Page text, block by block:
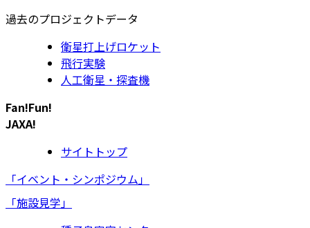
過去のプロジェクトデータ
衛星打上げロケット
飛行実験
人工衛星・探査機
Fan!Fun!
JAXA!
サイトトップ
「イベント・シンポジウム」
「施設見学」